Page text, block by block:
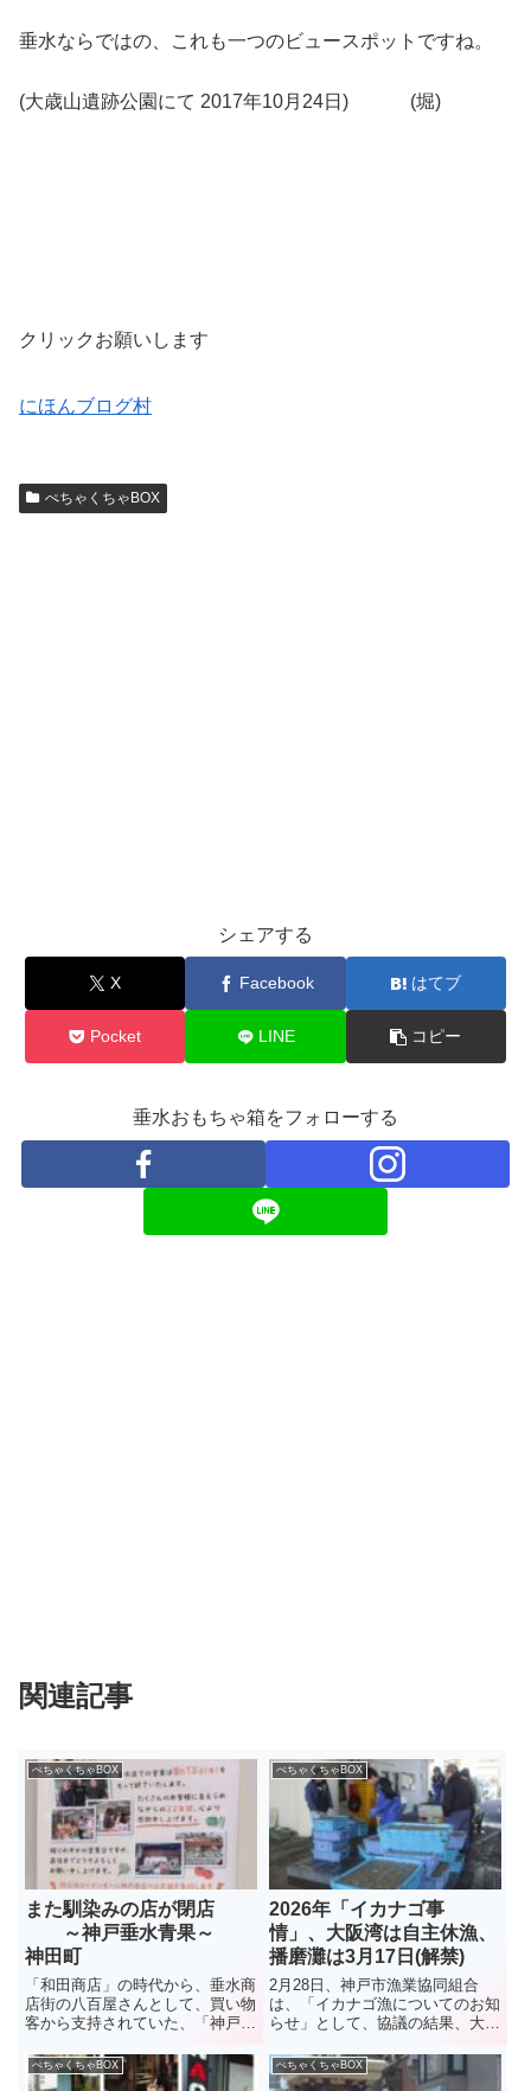
垂水ならではの、これも一つのビュースポットですね。
(大歳山遺跡公園にて 2017年10月24日) (堀)
クリックお願いします
にほんブログ村
ぺちゃくちゃBOX
シェアする
X Facebook はてブ
Pocket LINE コピー
垂水おもちゃ箱をフォローする
関連記事
ぺちゃくちゃBOX
また馴染みの店が閉店
～神戸垂水青果～
神田町
「和田商店」の時代から、垂水商
店街の八百屋さんとして、買い物
客から支持されていた、「神戸垂
移転、店も広くなって買いやすく
なったと評判だったが・・・。今
ぺちゃくちゃBOX
2026年「イカナゴ事
情」、大阪湾は自主休漁、
播磨灘は3月17日(解禁)
2月28日、神戸市漁業協同組合
は、「イカナゴ漁についてのお知
らせ」として、協議の結果、大阪
カナゴ漁は、3年連続で自主休漁
となったことを伝えた。播磨灘で
ぺちゃくちゃBOX ぺちゃくちゃBOX